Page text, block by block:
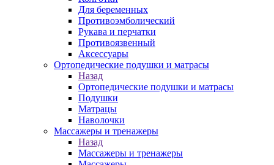
Для беременных
Противоэмболический
Рукава и перчатки
Противоязвенный
Аксессуары
Ортопедические подушки и матрасы
Назад
Ортопедические подушки и матрасы
Подушки
Матрацы
Наволочки
Массажеры и тренажеры
Назад
Массажеры и тренажеры